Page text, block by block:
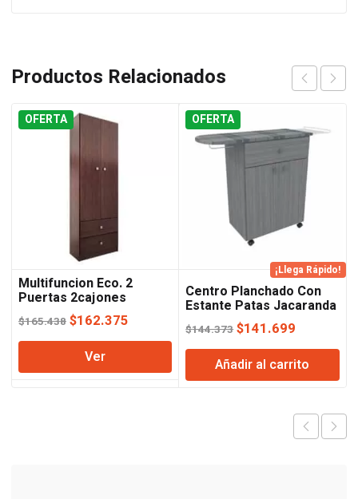
Productos Relacionados
OFERTA
Multifuncion Eco. 2
Puertas 2cajones
Wengue Orlandi
$165.438 El
precio
original
era:
$162.375
precio
es:
Ver
OFERTA
¡Llega Rápido!
Centro Planchado Con
Estante Patas Jacaranda
Orlandi
$144.373El
precio
original
era:
$141.699
precio
actual
es:
Añadir al carrito